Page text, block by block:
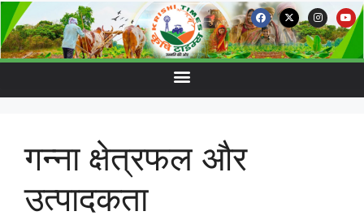
गन्ना क्षेत्रफल और
उत्पादकता